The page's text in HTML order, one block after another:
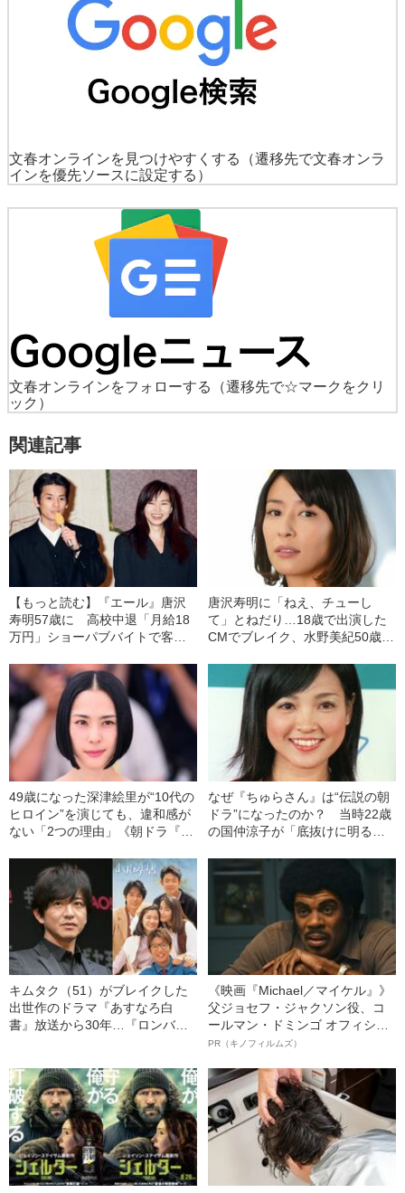
文春オンラインを見つけやすくする
（遷移先で文春オンラ
インを優先ソースに設定する）
文春オンラインをフォローする
（遷移先で☆マークをクリ
ック）
関連記事
【もっと読む】『エール』唐沢
寿明57歳に 高校中退「月給18
万円」ショーパブバイトで客と
唐沢寿明に「ねえ、チューし
て」とねだり…18歳で出演した
CMでブレイク、水野美紀50歳
49歳になった深津絵里が“10代の
ヒロイン”を演じても、違和感が
ない「2つの理由」《朝ドラ『カ
なぜ『ちゅらさん』は“伝説の朝
ドラ”になったのか？ 当時22歳
の国仲涼子が「底抜けに明るく
キムタク（51）がブレイクした
出世作のドラマ『あすなろ白
書』放送から30年…『ロンバ
《映画『Michael／マイケル』》
父ジョセフ・ジャクソン役、コ
ールマン・ドミンゴ オフィシャ
ルインタビュー“観客を魅了した
語る”《日本興収70億円突破》
PR（キノフィルムズ）